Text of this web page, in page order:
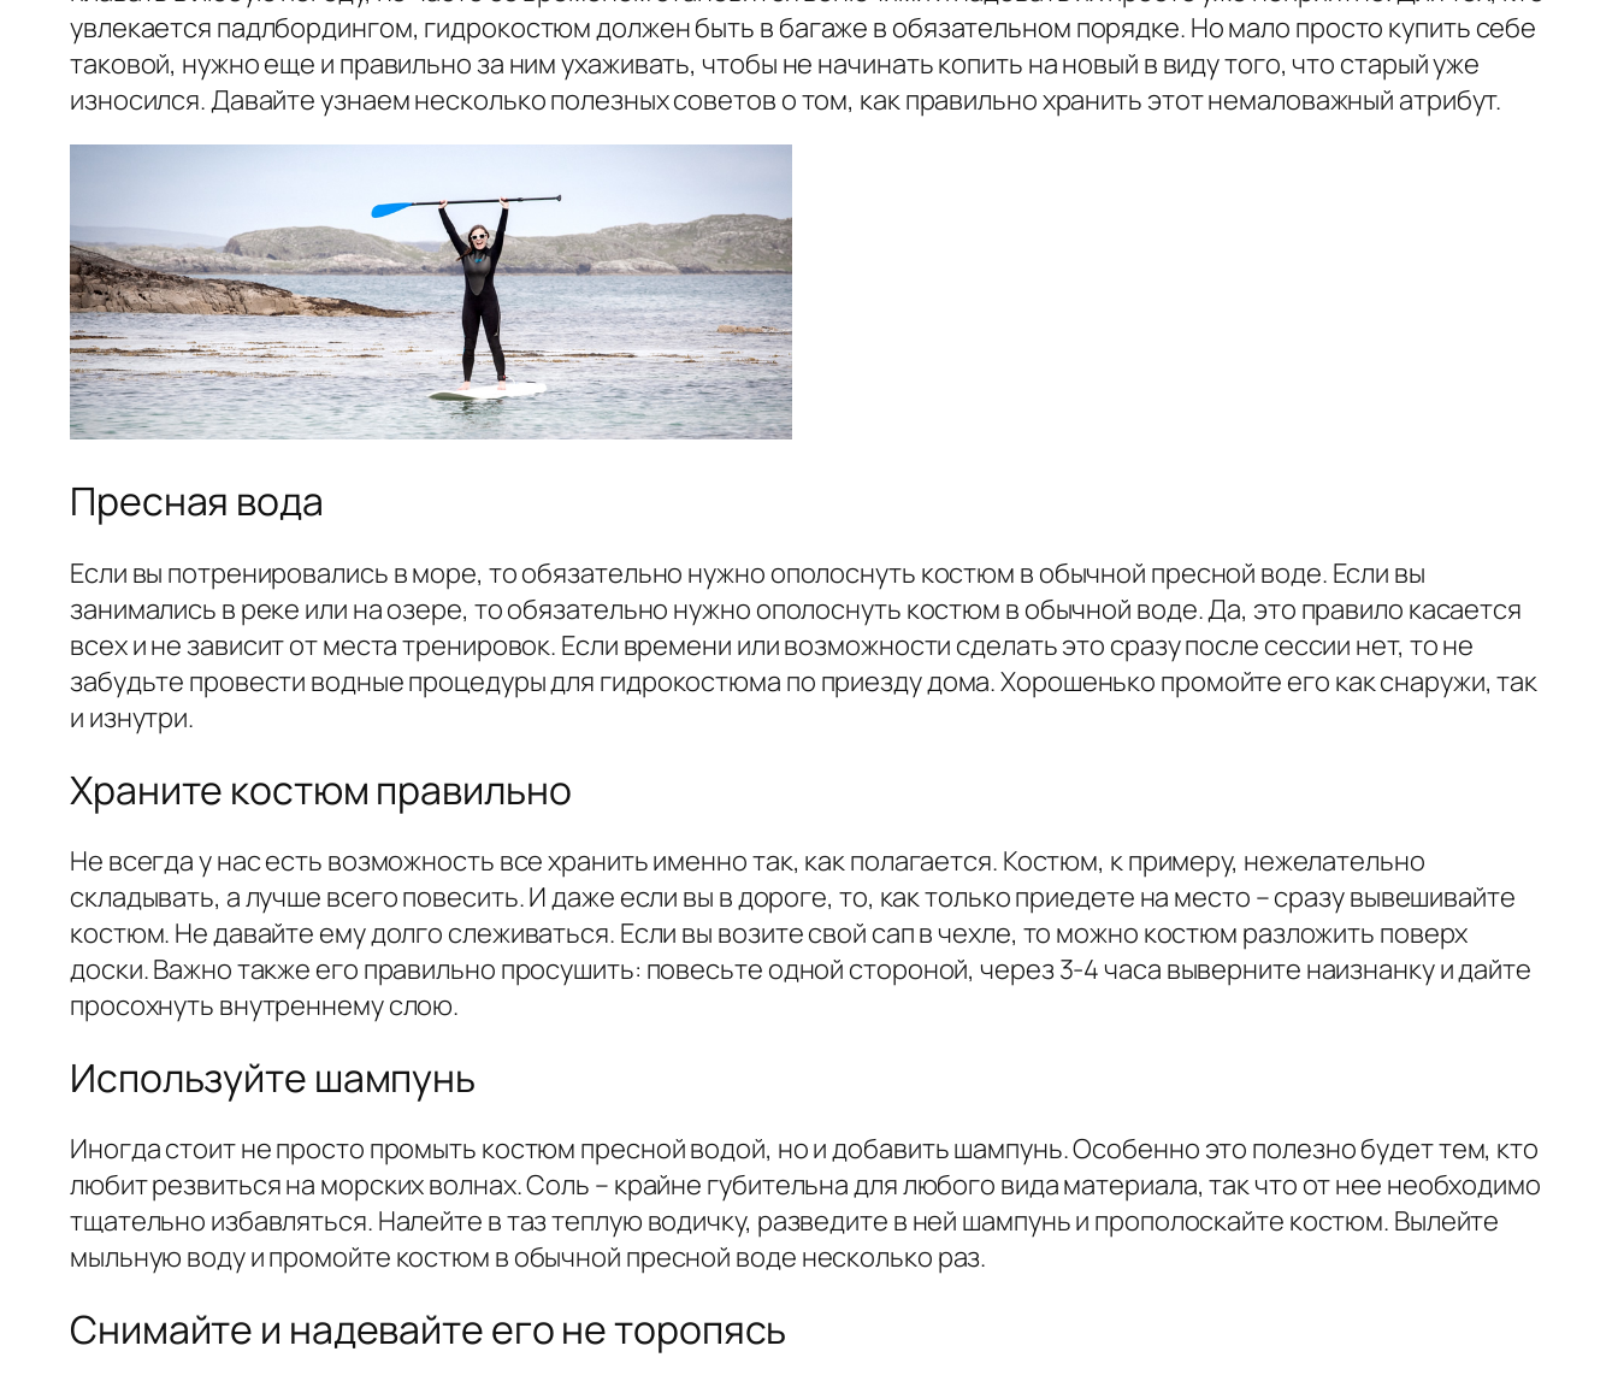
увлекается падлбордингом, гидрокостюм должен быть в багаже в обязательном порядке. Но мало просто купить себе
таковой, нужно еще и правильно за ним ухаживать, чтобы не начинать копить на новый в виду того, что старый уже
износился. Давайте узнаем несколько полезных советов о том, как правильно хранить этот немаловажный атрибут.
Пресная вода
Если вы потренировались в море, то обязательно нужно ополоснуть костюм в обычной пресной воде. Если вы
занимались в реке или на озере, то обязательно нужно ополоснуть костюм в обычной воде. Да, это правило касается
всех и не зависит от места тренировок. Если времени или возможности сделать это сразу после сессии нет, то не
забудьте провести водные процедуры для гидрокостюма по приезду дома. Хорошенько промойте его как снаружи, так
и изнутри.
Храните костюм правильно
Не всегда у нас есть возможность все хранить именно так, как полагается. Костюм, к примеру, нежелательно
складывать, а лучше всего повесить. И даже если вы в дороге, то, как только приедете на место – сразу вывешивайте
костюм. Не давайте ему долго слеживаться. Если вы возите свой сап в чехле, то можно костюм разложить поверх
доски. Важно также его правильно просушить: повесьте одной стороной, через 3-4 часа выверните наизнанку и дайте
просохнуть внутреннему слою.
Используйте шампунь
Иногда стоит не просто промыть костюм пресной водой, но и добавить шампунь. Особенно это полезно будет тем, кто
любит резвиться на морских волнах. Соль – крайне губительна для любого вида материала, так что от нее необходимо
тщательно избавляться. Налейте в таз теплую водичку, разведите в ней шампунь и прополоскайте костюм. Вылейте
мыльную воду и промойте костюм в обычной пресной воде несколько раз.
Снимайте и надевайте его не торопясь